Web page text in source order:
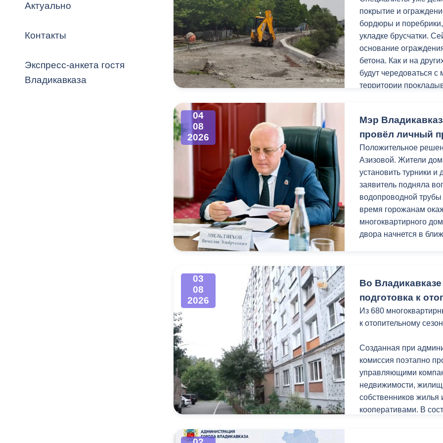
Владикавказ
Распоряжения, постановления Кадровая политика
ОРВ и экспертиза НПА Контактная информация
Оценка деятельности органов
местного самоуправления
Списки граждан, состоящих на
учете в качестве нуждающихся в
улучшении жилищных условий по
Открытые данные
Общественное обсуждение
документов стратегического
планирования
Информация о результатах
проверок
Порядок обжалования решений и
действий органов местного
самоуправления
Муниципальный контроль Выборы 2026
Актуально
Контакты
Экспресс-анкета гостя
Владикавказа
покрытие и
бордюры и
укладке брусчатки.
основание
бетона. Как и на
будут чередоваться
территории
урн.
Уверен, после
местом притяжения
Работы проходят в
«Благоустройство и
нацпроекта
04
08
2026
Мэр
провёл личный
Положительное
Азизовой. Жители
установить турники и
заявитель подняла
водопроводной
время горожанам
многоквартирного
двора начнется в
поскольку дом в
Выяснилось, что дом
многоквартирных
декабря 2030 года.
Ирина Потапенко
установке
рассмотрения
необходимый пакет
Также на приеме
03
08
2026
Во
подготовка к
Из 680
к отопительному
Созданная при
комиссия поэтапно
управляющими
недвижимости,
собственников
кооперативами. В